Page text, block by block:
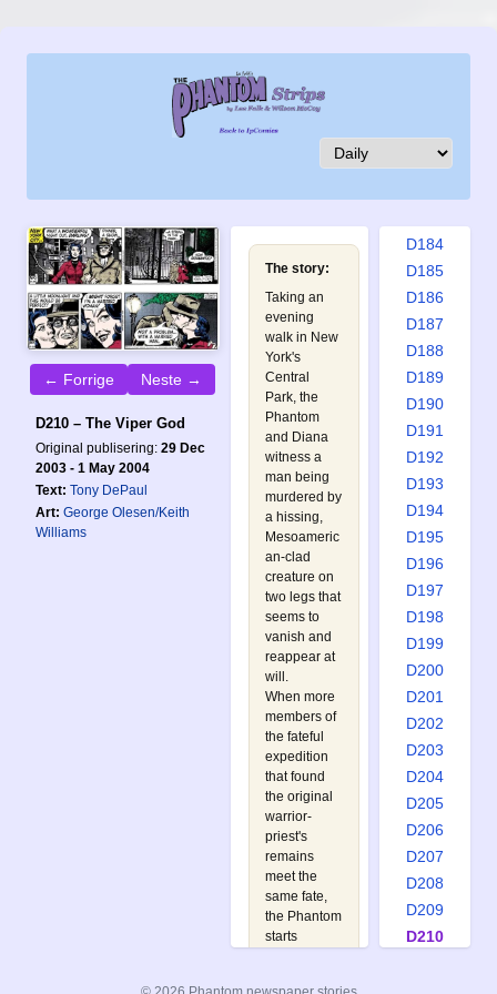
← Forrige Neste →
D210 – The Viper God
Original publisering: 29 Dec
2003 - 1 May 2004
Text: Tony DePaul
Art: George Olesen/Keith
Williams
The story:
Taking an
evening
walk in New
York's
Central
Park, the
Phantom
and Diana
witness a
man being
murdered by
a hissing,
Mesoameric
an-clad
creature on
two legs that
seems to
vanish and
reappear at
will.
When more
members of
the fateful
expedition
that found
the original
warrior-
priest's
remains
meet the
same fate,
the Phantom
starts
D177
D180
D184
D185
D186
D187
D188
D189
D190
D191
D192
D193
D194
D195
D196
D197
D198
D199
D200
D201
D202
D203
D204
D205
D206
D207
D208
D209
D210